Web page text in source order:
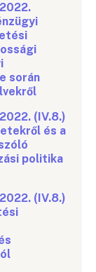
során
(IV.8.)
és a
politika
(IV.8.)